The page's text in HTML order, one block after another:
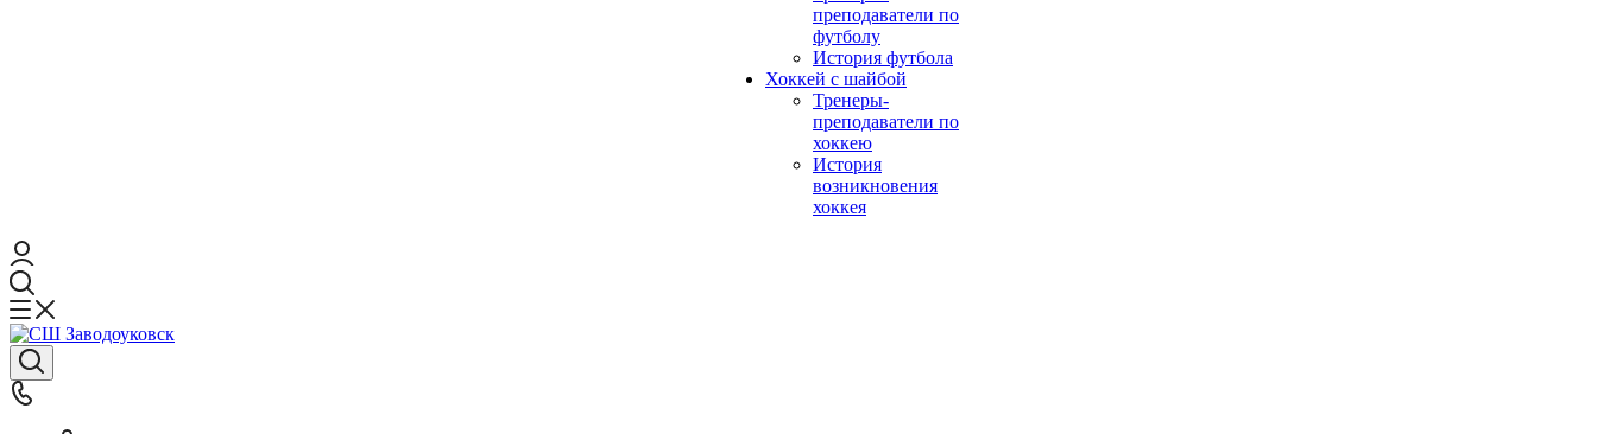
преподаватели по
футболу
История футбола
Хоккей с шайбой
Тренеры-
преподаватели по
хоккею
История
возникновения
хоккея